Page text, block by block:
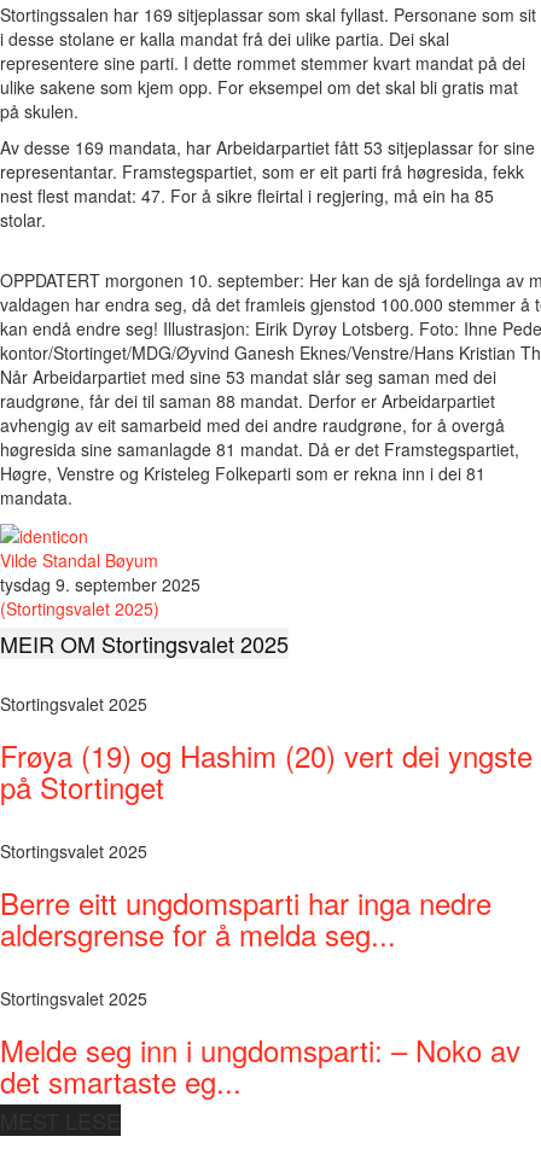
Stortingssalen har 169 sitjeplassar som skal fyllast. Personane som sit
i desse stolane er kalla mandat frå dei ulike partia. Dei skal
representere sine parti. I dette rommet stemmer kvart mandat på dei
ulike sakene som kjem opp. For eksempel om det skal bli gratis mat
på skulen.
Av desse 169 mandata, har Arbeidarpartiet fått 53 sitjeplassar for sine
representantar. Framstegspartiet, som er eit parti frå høgresida, fekk
nest flest mandat: 47. For å sikre fleirtal i regjering, må ein ha 85
stolar.
OPPDATERT morgonen 10. september: Her kan de sjå fordelinga av
valdagen har endra seg, då det framleis gjenstod 100.000 stemmer å
kan endå endre seg! Illustrasjon: Eirik Dyrøy Lotsberg. Foto: Ihne
kontor/Stortinget/MDG/Øyvind Ganesh Eknes/Venstre/Hans Kristian
Når Arbeidarpartiet med sine 53 mandat slår seg saman med dei
raudgrøne, får dei til saman 88 mandat. Derfor er Arbeidarpartiet
avhengig av eit samarbeid med dei andre raudgrøne, for å overgå
høgresida sine samanlagde 81 mandat. Då er det Framstegspartiet,
Høgre, Venstre og Kristeleg Folkeparti som er rekna inn i dei 81
mandata.
Vilde Standal Bøyum
tysdag 9. september 2025
(Stortingsvalet 2025)
MEIR OM Stortingsvalet 2025
Stortingsvalet 2025
Frøya (19) og Hashim (20) vert dei yngste
på Stortinget
Stortingsvalet 2025
Berre eitt ungdomsparti har inga nedre
aldersgrense for å melda seg...
Stortingsvalet 2025
Melde seg inn i ungdomsparti: – Noko av
det smartaste eg...